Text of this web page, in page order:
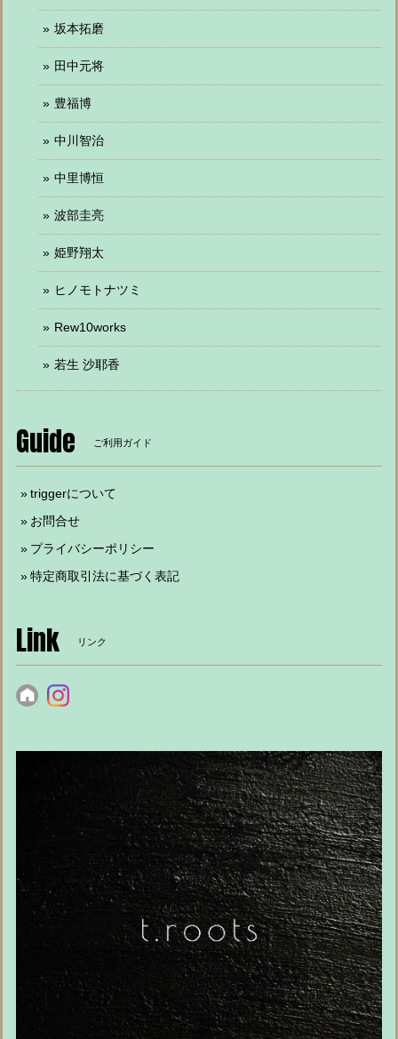
坂本拓磨
田中元将
豊福博
中川智治
中里博恒
波部圭亮
姫野翔太
ヒノモトナツミ
Rew10works
若生 沙耶香
Guide ご利用ガイド
triggerについて
お問合せ
プライバシーポリシー
特定商取引法に基づく表記
Link リンク